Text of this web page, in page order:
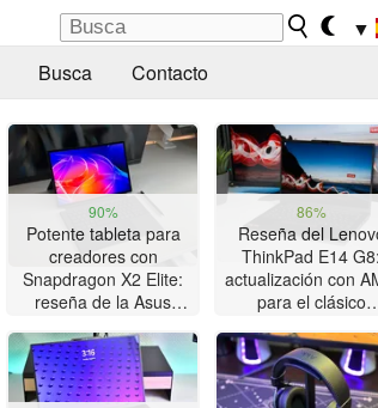
▼
Busca Contacto
90%
Potente tableta para
creadores con
Snapdragon X2 Elite:
reseña de la Asus
86%
Reseña del
ThinkPad E14 G8:
actualización con
para el clásico
autonomía